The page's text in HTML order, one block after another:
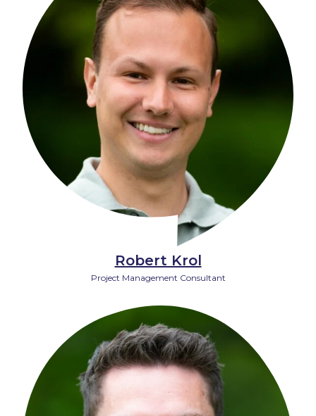
Robert Krol
Project Management Consultant